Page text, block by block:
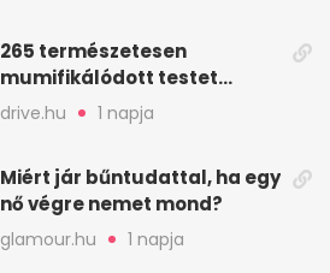
265 természetesen
mumifikálódott testet
találtak egy váci templom
drive.hu 1 napja
Miért jár bűntudattal, ha egy
nő végre nemet mond?
glamour.hu 1 napja